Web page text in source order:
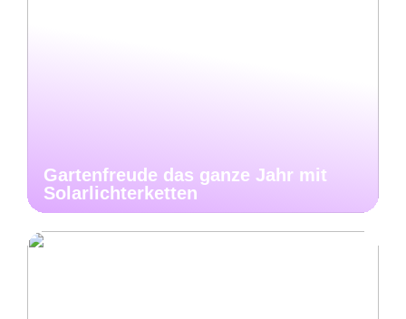
Gartenfreude das ganze Jahr mit
Solarlichterketten